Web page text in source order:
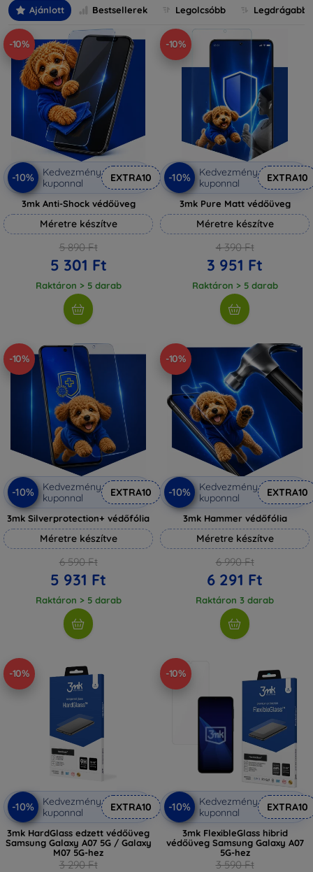
fedésről vagy íves kijelzővédelemről, a minőséget szem
előtt tartva kínálunk megoldásokat minden eszközre.
Ajánlott Bestsellerek Legolcsóbb Legdrágabb
-10%
-10%
Kedvezmény
kuponnal
EXTRA10
3mk Anti-Shock védőüveg
Méretre készítve
5 890 Ft
5 301 Ft
Raktáron > 5 darab
-10%
-10%
Kedvezmény
kuponnal
EXTRA10
3mk Pure Matt védőüveg
Méretre készítve
4 390 Ft
3 951 Ft
Raktáron > 5 darab
-10%
-10%
Kedvezmény
kuponnal
EXTRA10
3mk Silverprotection+ védőfólia
Méretre készítve
6 590 Ft
5 931 Ft
Raktáron > 5 darab
-10%
-10%
Kedvezmény
kuponnal
EXTRA10
3mk Hammer védőfólia
Méretre készítve
6 990 Ft
6 291 Ft
Raktáron 3 darab
-10%
-10%
Kedvezmény
kuponnal
EXTRA10
3mk HardGlass edzett védőüveg
Samsung Galaxy A07 5G / Galaxy
M07 5G-hez
3 290 Ft
-10%
-10%
Kedvezmény
kuponnal
EXTRA10
3mk FlexibleGlass hibrid
védőüveg Samsung Galaxy A07
5G-hez
3 590 Ft